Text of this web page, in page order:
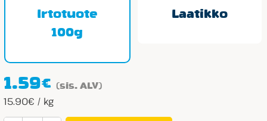
Irtotuote
100g
Laatikko
1.59€ (sis. ALV)
15.90€ / kg